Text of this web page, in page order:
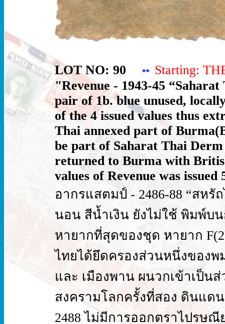
LOT NO: 90
Starting:
"Revenue - 1943-45
pair of 1b. blue unused,
of the 4 issued values thus
Thai annexed part of
be part of Saharat Thai
returned to Burma with
values of Revenue was
อากรแสตมป์ - 2486-88 “สหรั
นอน สีน้ำเงิน ยังไม่ใช้ พิมพ์บ
หายากที่สุดของชุด หายาก
ไทยได้ยึดครองส่วนหนึ่งของพ
และ เมืองพาน ผนวกเข้าเป็น
สงครามโลกครั้งที่สอง ดินแด
2488 ไม่มีการออกตราไปรษ